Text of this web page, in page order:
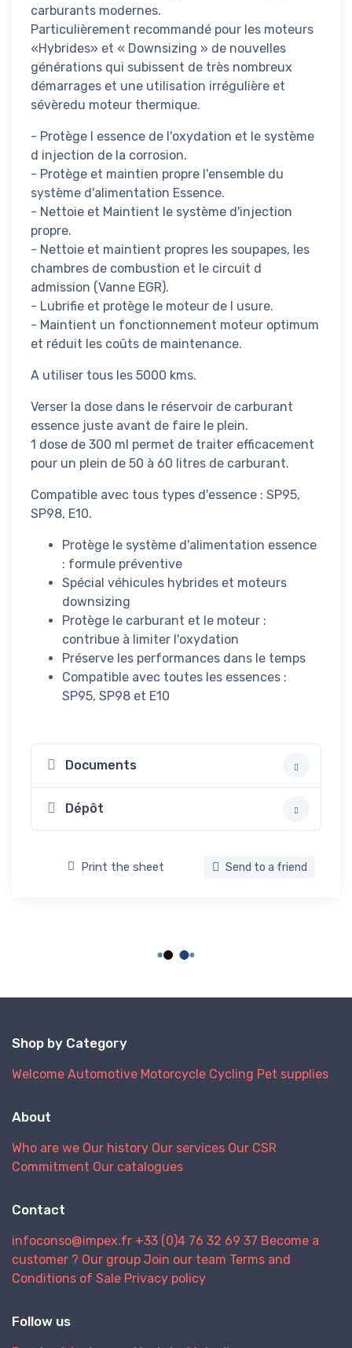
carburants modernes.
Particulièrement recommandé pour les moteurs
«Hybrides» et « Downsizing » de nouvelles
générations qui subissent de très nombreux
démarrages et une utilisation irrégulière et
sévèredu moteur thermique.
- Protège l essence de l'oxydation et le système
d injection de la corrosion.
- Protège et maintien propre l'ensemble du
système d'alimentation Essence.
- Nettoie et Maintient le système d'injection
propre.
- Nettoie et maintient propres les soupapes, les
chambres de combustion et le circuit d
admission (Vanne EGR).
- Lubrifie et protège le moteur de l usure.
- Maintient un fonctionnement moteur optimum
et réduit les coûts de maintenance.
A utiliser tous les 5000 kms.
Verser la dose dans le réservoir de carburant
essence juste avant de faire le plein.
1 dose de 300 ml permet de traiter efficacement
pour un plein de 50 à 60 litres de carburant.
Compatible avec tous types d'essence : SP95,
SP98, E10.
Protège le système d'alimentation essence
: formule préventive
Spécial véhicules hybrides et moteurs
downsizing
Protège le carburant et le moteur :
contribue à limiter l'oxydation
Préserve les performances dans le temps
Compatible avec toutes les essences :
SP95, SP98 et E10
Documents
Dépôt
Print the sheet Send to a friend
Shop by Category
Welcome Automotive Motorcycle Cycling Pet supplies
About
Who are we Our history Our services Our CSR
Commitment Our catalogues
Contact
infoconso@impex.fr +33 (0)4 76 32 69 37 Become a
customer ? Our group Join our team Terms and
Conditions of Sale Privacy policy
Follow us